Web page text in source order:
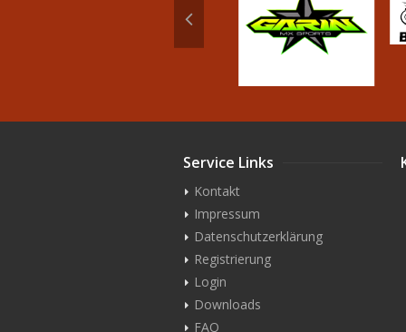
Service Links
Kontakt
Impressum
Datenschutzerklärung
Registrierung
Login
Downloads
FAQ